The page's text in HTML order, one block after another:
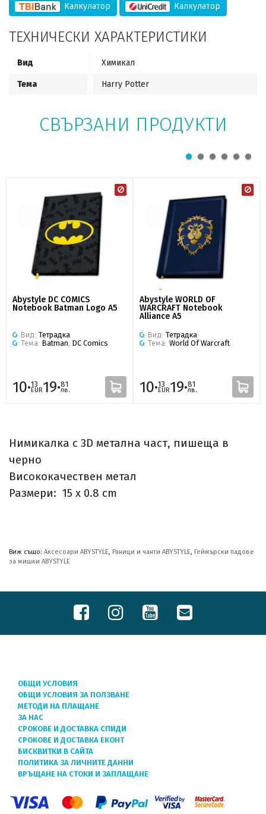
Калкулатор Калкулатор
ТЕХНИЧЕСКИ ХАРАКТЕРИСТИКИ
Вид Химикал
Тема Harry Potter
СВЪРЗАНИ ПРОДУКТИ
Abystyle DC COMICS
Notebook Batman Logo A5
Вид: Тетрадка
Тема: Batman, DC Comics
10·13
EUR19·81
лв.
Abystyle WORLD OF
WARCRAFT Notebook
Alliance A5
Вид: Тетрадка
Тема: World Of Warcraft
10·13
EUR19·81
лв.
Hимикалка с 3D метална част, пишеща в
черно
Висококачествен метал
Размери: 15 x 0.8 cm
Виж също: Аксесоари ABYSTYLE Раници и чанти ABYSTYLE
Геймърски падове
за мишки ABYSTYLE
ОБЩИ УСЛОВИЯ
ОБЩИ УСЛОВИЯ ЗА ПОЛЗВАНЕ
МЕТОДИ НА ПЛАЩАНЕ
ЗА НАС
СРОКОВЕ И ДОСТАВКА СПИДИ
СРОКОВЕ И ДОСТАВКА ЕКОНТ
БИСКВИТКИ В САЙТА
ПОЛИТИКА ЗА ЛИЧНИТЕ ДАННИ
ВРЪЩАНЕ НА СТОКИ И ЗАПЛАЩАНЕ